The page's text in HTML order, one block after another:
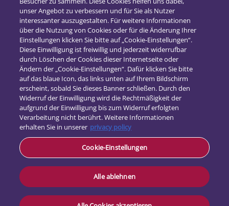
Kontakt
Datenschutz
Impressum
unser Angebot zu verbessern und für Sie als Nutzer
interessanter auszugestalten. Für weitere Informationen
über die Nutzung von Cookies oder für die Änderung Ihrer
Einstellungen klicken Sie bitte auf „Cookie-Einstellungen“.
Diese Einwilligung ist freiwillig und jederzeit widerrufbar
durch Löschen der Cookies dieser Internetseite oder
Ändern der „Cookie-Einstellungen“. Dafür klicken Sie bitte
auf das blaue Icon, das links unten auf Ihrem Bildschirm
erscheint, sobald Sie dieses Banner schließen. Durch den
Widerruf der Einwilligung wird die Rechtmäßigkeit der
aufgrund der Einwilligung bis zum Widerruf erfolgten
Verarbeitung nicht berührt. Weitere Informationen
erhalten Sie in unserer privacy policy
Cookie-Einstellungen
Alle ablehnen